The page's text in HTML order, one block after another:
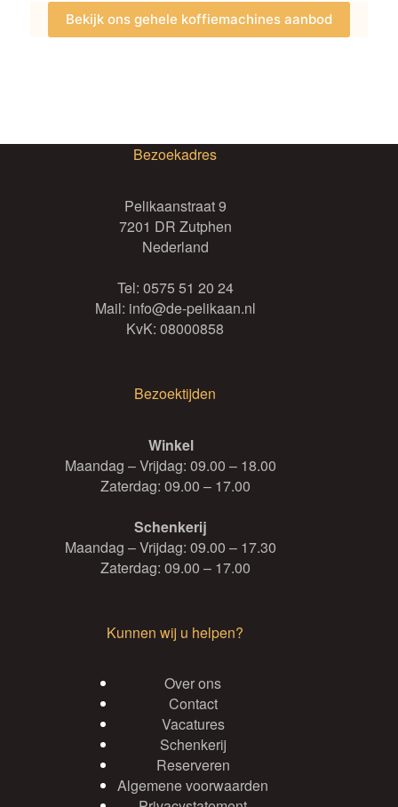
Bekijk ons gehele koffiemachines aanbod
Bezoekadres
Pelikaanstraat 9
7201 DR Zutphen
Nederland
Tel: 0575 51 20 24
Mail: info@de-pelikaan.nl
KvK: 08000858
Bezoektijden
Winkel
Maandag – Vrijdag: 09.00 – 18.00
Zaterdag: 09.00 – 17.00
Schenkerij
Maandag – Vrijdag: 09.00 – 17.30
Zaterdag: 09.00 – 17.00
Kunnen wij u helpen?
Over ons
Contact
Vacatures
Schenkerij
Reserveren
Algemene voorwaarden